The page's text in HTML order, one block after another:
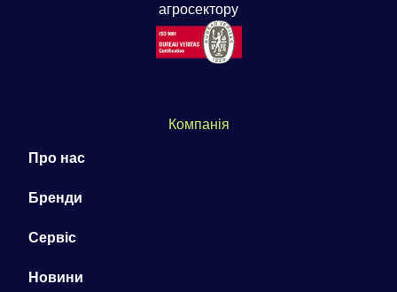
агросектору
Компанія
Про нас
Бренди
Сервіс
Новини